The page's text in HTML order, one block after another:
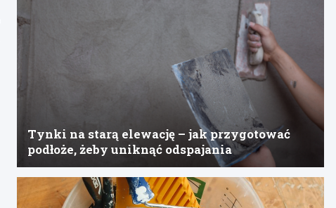
Tynki na starą elewację – jak przygotować
podłoże, żeby uniknąć odspajania